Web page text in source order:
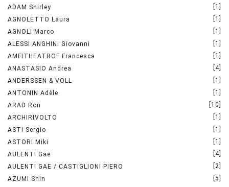
ADAM Shirley
[1]
AGNOLETTO Laura
[1]
AGNOLI Marco
[1]
ALESSI ANGHINI Giovanni
[1]
AMFITHEATROF Francesca
[1]
ANASTASIO Andrea
[4]
ANDERSSEN & VOLL
[1]
ANTONIN Adèle
[1]
ARAD Ron
[10]
ARCHIRIVOLTO
[1]
ASTI Sergio
[1]
ASTORI Miki
[1]
AULENTI Gae
[4]
AULENTI GAE / CASTIGLIONI PIERO
[2]
AZUMI Shin
[5]